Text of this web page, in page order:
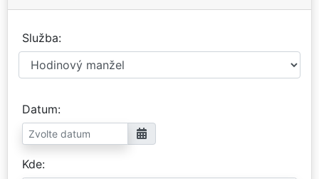
Služba
Datum
Kde